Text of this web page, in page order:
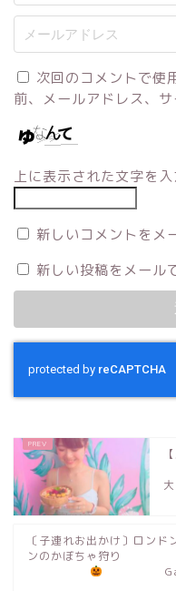
次回のコメントで使
前、メールアドレス、サ
上に表示された文字を入
新しいコメントをメ
新しい投稿をメール
〔子連れお出かけ〕ロンド
ンのかぼちゃ狩り